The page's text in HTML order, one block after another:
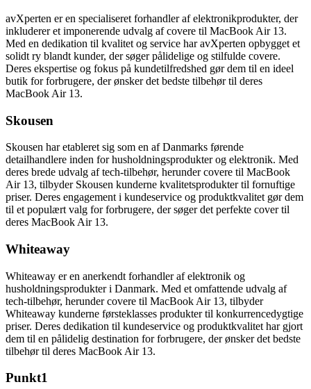
avXperten er en specialiseret forhandler af elektronikprodukter, der
inkluderer et imponerende udvalg af covere til MacBook Air 13.
Med en dedikation til kvalitet og service har avXperten opbygget et
solidt ry blandt kunder, der søger pålidelige og stilfulde covere.
Deres ekspertise og fokus på kundetilfredshed gør dem til en ideel
butik for forbrugere, der ønsker det bedste tilbehør til deres
MacBook Air 13.
Skousen
Skousen har etableret sig som en af Danmarks førende
detailhandlere inden for husholdningsprodukter og elektronik. Med
deres brede udvalg af tech-tilbehør, herunder covere til MacBook
Air 13, tilbyder Skousen kunderne kvalitetsprodukter til fornuftige
priser. Deres engagement i kundeservice og produktkvalitet gør dem
til et populært valg for forbrugere, der søger det perfekte cover til
deres MacBook Air 13.
Whiteaway
Whiteaway er en anerkendt forhandler af elektronik og
husholdningsprodukter i Danmark. Med et omfattende udvalg af
tech-tilbehør, herunder covere til MacBook Air 13, tilbyder
Whiteaway kunderne førsteklasses produkter til konkurrencedygtige
priser. Deres dedikation til kundeservice og produktkvalitet har gjort
dem til en pålidelig destination for forbrugere, der ønsker det bedste
tilbehør til deres MacBook Air 13.
Punkt1